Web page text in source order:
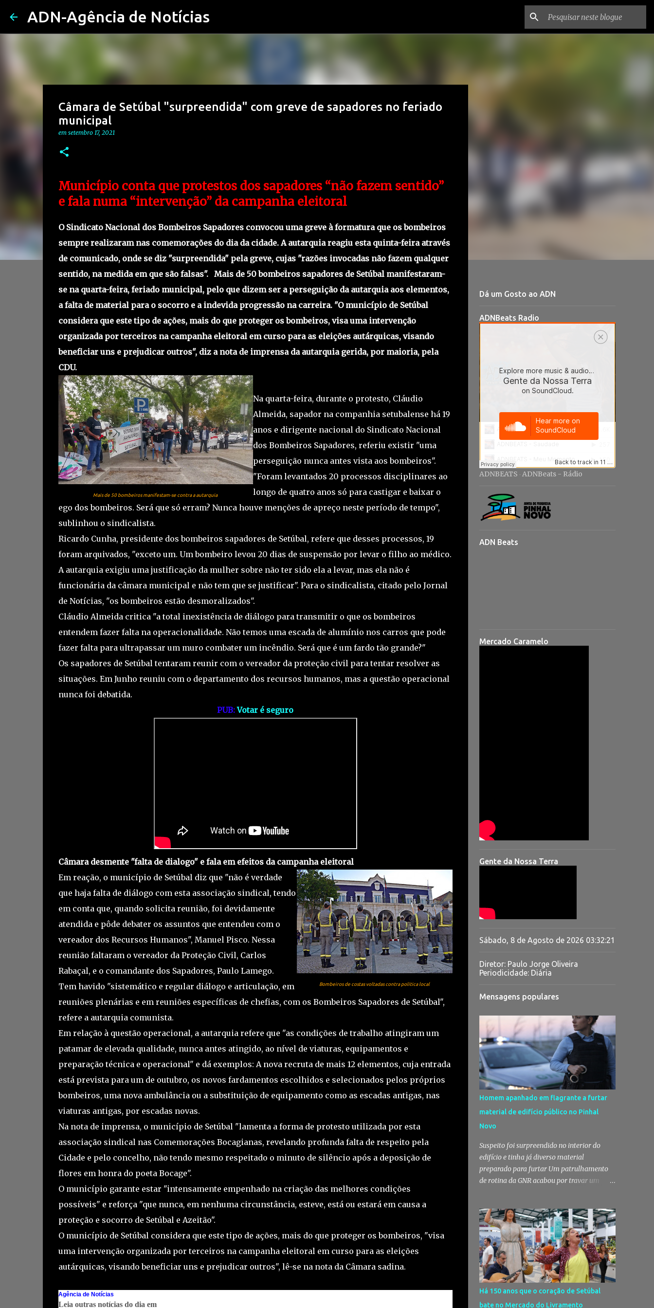
ADN-Agência de Notícias
Câmara de Setúbal "surpreendida" com greve de sapadores no feriado
municipal
em setembro 17, 2021
Município conta que protestos dos sapadores “não fazem sentido”
e fala numa “intervenção” da campanha eleitoral
O Sindicato Nacional dos Bombeiros Sapadores convocou uma greve à formatura que os bombeiros
sempre realizaram nas comemorações do dia da cidade. A autarquia reagiu esta quinta-feira através
de comunicado, onde se diz "surpreendida" pela greve, cujas "razões invocadas não fazem qualquer
sentido, na medida em que são falsas". Mais de 50 bombeiros sapadores de Setúbal manifestaram-
se na quarta-feira, feriado municipal, pelo que dizem ser a perseguição da autarquia aos elementos,
a falta de material para o socorro e a indevida progressão na carreira. "O município de Setúbal
considera que este tipo de ações, mais do que proteger os bombeiros, visa uma intervenção
organizada por terceiros na campanha eleitoral em curso para as eleições autárquicas, visando
beneficiar uns e prejudicar outros", diz a nota de imprensa da autarquia gerida, por maioria, pela
CDU.
Mais de 50 bombeiros manifestam-se contra a autarquia
Na quarta-feira, durante o protesto, Cláudio
Almeida, sapador na companhia setubalense há 19
anos e dirigente nacional do Sindicato Nacional
dos Bombeiros Sapadores, referiu existir "uma
perseguição nunca antes vista aos bombeiros".
"Foram levantados 20 processos disciplinares ao
longo de quatro anos só para castigar e baixar o
ego dos bombeiros. Será que só erram? Nunca houve menções de apreço neste período de tempo",
sublinhou o sindicalista.
Ricardo Cunha, presidente dos bombeiros sapadores de Setúbal, refere que desses processos, 19
foram arquivados, "exceto um. Um bombeiro levou 20 dias de suspensão por levar o filho ao médico.
A autarquia exigiu uma justificação da mulher sobre não ter sido ela a levar, mas ela não é
funcionária da câmara municipal e não tem que se justificar". Para o sindicalista, citado pelo Jornal
de Notícias, "os bombeiros estão desmoralizados".
Cláudio Almeida critica "a total inexistência de diálogo para transmitir o que os bombeiros
entendem fazer falta na operacionalidade. Não temos uma escada de alumínio nos carros que pode
fazer falta para ultrapassar um muro combater um incêndio. Será que é um fardo tão grande?"
Os sapadores de Setúbal tentaram reunir com o vereador da proteção civil para tentar resolver as
situações. Em Junho reuniu com o departamento dos recursos humanos, mas a questão operacional
nunca foi debatida.
PUB:Votar é seguro
Câmara desmente "falta de dialogo" e fala em efeitos da campanha eleitoral
Bombeiros de costas voltadas contra politica local
Em reação, o município de Setúbal diz que "não é verdade
que haja falta de diálogo com esta associação sindical, tendo
em conta que, quando solicita reunião, foi devidamente
atendida e pôde debater os assuntos que entendeu com o
vereador dos Recursos Humanos", Manuel Pisco. Nessa
reunião faltaram o vereador da Proteção Civil, Carlos
Rabaçal, e o comandante dos Sapadores, Paulo Lamego.
Tem havido "sistemático e regular diálogo e articulação, em
reuniões plenárias e em reuniões específicas de chefias, com os Bombeiros Sapadores de Setúbal",
refere a autarquia comunista.
Em relação à questão operacional, a autarquia refere que "as condições de trabalho atingiram um
patamar de elevada qualidade, nunca antes atingido, ao nível de viaturas, equipamentos e
preparação técnica e operacional" e dá exemplos: A nova recruta de mais 12 elementos, cuja entrada
está prevista para um de outubro, os novos fardamentos escolhidos e selecionados pelos próprios
bombeiros, uma nova ambulância ou a substituição de equipamento como as escadas antigas, nas
viaturas antigas, por escadas novas.
Na nota de imprensa, o município de Setúbal "lamenta a forma de protesto utilizada por esta
associação sindical nas Comemorações Bocagianas, revelando profunda falta de respeito pela
Cidade e pelo concelho, não tendo mesmo respeitado o minuto de silêncio após a deposição de
flores em honra do poeta Bocage".
O município garante estar "intensamente empenhado na criação das melhores condições
possíveis" e reforça "que nunca, em nenhuma circunstância, esteve, está ou estará em causa a
proteção e socorro de Setúbal e Azeitão".
O município de Setúbal considera que este tipo de ações, mais do que proteger os bombeiros, "visa
uma intervenção organizada por terceiros na campanha eleitoral em curso para as eleições
autárquicas, visando beneficiar uns e prejudicar outros", lê-se na nota da Câmara sadina.
Agência de Notícias
Leia outras notícias do dia em
Dá um Gosto ao ADN
ADNBeats Radio
ADNBEATS · ADNBeats - Rádio
ADN Beats
Mercado Caramelo
Gente da Nossa Terra
Sábado, 8 de Agosto de 2026 03:32:23
Diretor: Paulo Jorge Oliveira
Periodicidade: Diária
Mensagens populares
Homem apanhado em flagrante a furtar
material de edifício público no Pinhal
Novo
Suspeito foi surpreendido no interior do
edifício e tinha já diverso material
preparado para furtar Um patrulhamento
de rotina da GNR acabou por travar um
em flagrante delito no interior de um
edifício público quando alegadamente se
preparava para retirar diverso material,
acabando detido pelos militares da Guarda.
Patrulhamento da GNR termina com
detenção por furto A detenção ocorreu no
dia 4 de Agosto, - mas divulgada só nesta
quinta-feira - numa ação desenvolvida pelo
Há 150 anos que o coração de Setúbal
bate no Mercado do Livramento